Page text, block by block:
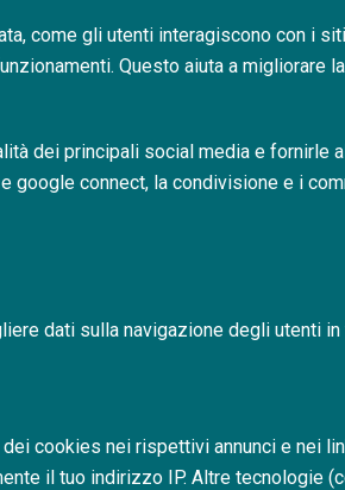
come gli utenti interagiscono con i
Questo aiuta a migliorare
dei principali social media e fornirle
google connect, la condivisione e i
dati sulla navigazione degli utenti in
cookies nei rispettivi annunci e nei
il tuo indirizzo IP. Altre tecnologie